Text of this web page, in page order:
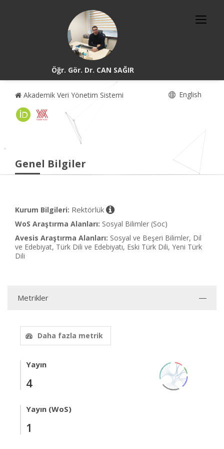
Öğr. Gör. Dr. CAN SAĞIR
Akademik Veri Yönetim Sistemi English
Genel Bilgiler
Kurum Bilgileri: Rektörlük
WoS Araştırma Alanları: Sosyal Bilimler (Soc)
Avesis Araştırma Alanları: Sosyal ve Beşeri Bilimler, Dil
ve Edebiyat, Türk Dili ve Edebiyatı, Eski Türk Dili, Yeni Türk
Dili
Metrikler
Daha fazla metrik
Yayın
4
Yayın (WoS)
1